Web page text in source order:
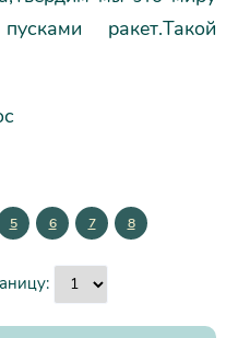
ракет.Такой
5 6 7 8